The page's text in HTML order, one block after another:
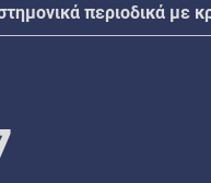
περιοδικά με